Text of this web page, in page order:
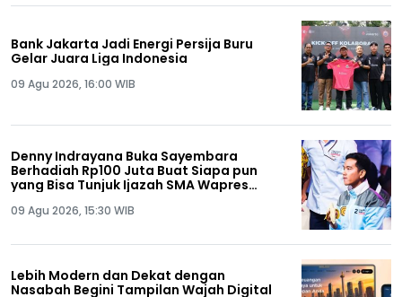
Bank Jakarta Jadi Energi Persija Buru
Gelar Juara Liga Indonesia
09 Agu 2026, 16:00 WIB
Denny Indrayana Buka Sayembara
Berhadiah Rp100 Juta Buat Siapa pun
yang Bisa Tunjuk Ijazah SMA Wapres
09 Agu 2026, 15:30 WIB
Lebih Modern dan Dekat dengan
Nasabah Begini Tampilan Wajah Digital